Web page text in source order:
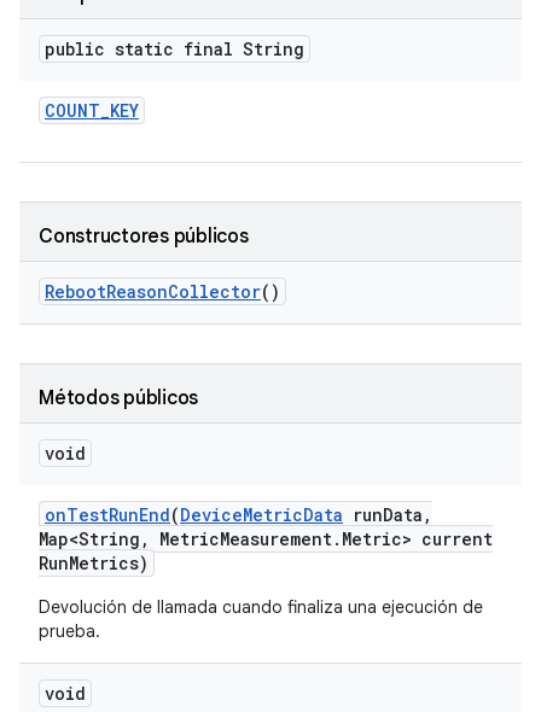
public static final String
COUNT_KEY
Constructores públicos
RebootReasonCollector()
Métodos públicos
void
onTestRunEnd(DeviceMetricData runData ,
Map<String , MetricMeasurement. Metric> current
RunMetrics)
Devolución de llamada cuando finaliza una ejecución de
prueba.
void